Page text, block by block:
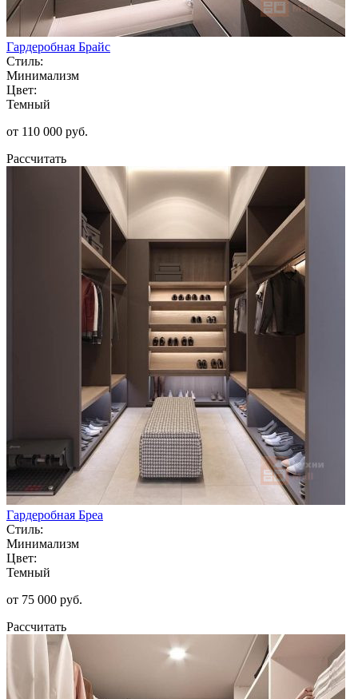
Гардеробная Брайс
Стиль:
Минимализм
Цвет:
Темный
от 110 000 руб.
Рассчитать
Гардеробная Бреа
Стиль:
Минимализм
Цвет:
Темный
от 75 000 руб.
Рассчитать